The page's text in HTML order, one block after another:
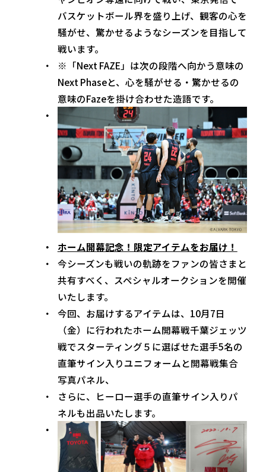
バスケットボール界を盛り上げ、観客の心を
騒がせ、驚かせるようなシーズンを目指して
戦います。
※「Next FAZE」は次の段階へ向かう意味の
Next Phaseと、心を騒がせる・驚かせるの
意味のFazeを掛け合わせた造語です。
ホーム開幕記念！限定アイテムをお届け！
今シーズンも戦いの軌跡をファンの皆さまと
共有すべく、スペシャルオークションを開催
いたします。
今回、お届けするアイテムは、10月7日
（金）に行われたホーム開幕戦千葉ジェッツ
戦でスターティング５に選ばせた選手5名の
直筆サイン入りユニフォームと開幕戦集合
写真パネル、
さらに、ヒーロー選手の直筆サイン入りパ
ネルも出品いたします。